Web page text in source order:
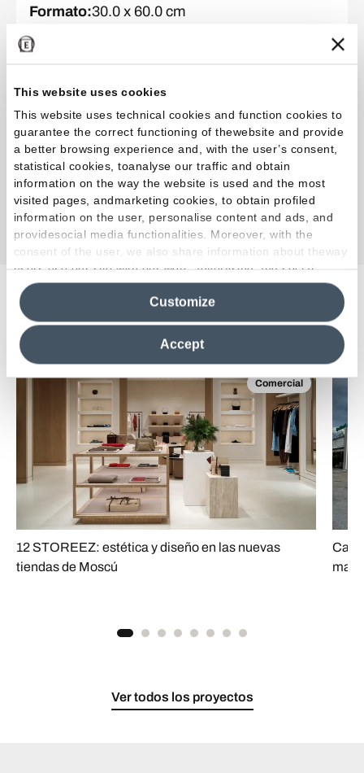
This website uses cookies
This website uses technical cookies and function cookies to
guarantee the correct functioning of thewebsite and provide
a better browsing experience and, with the user’s consent,
statistical cookies, toanalyse our traffic and obtain
information on the way the website is used and the most
visited pages, andmarketing cookies, to obtain profiled
information on the user, personalise content and ads, and
providesocial media functionalities. Moreover, with the
consent of the user, we also share information about theway
users use our site with our web, advertising and social
media analytics partners, who may combine itwith other
information in their possession. By closing this banner,
clicking on "Reject", it will be possible tocontinue browsing
the site after installing only technical cookies. For more
information see the
Cookie Policy
Accept
Customize
Formato:30.0 x 60.0 cm
Superficie
Espesor
Colección:Medley
Color y acabado
:Pink Pop
Formato:60.0 x 60.0 cm
Superficie:Natural
Espesor: MM 9,5
Proyectos relacionados
Comercial
12 STOREEZ: estética y diseño en las nuevas
tiendas de Moscú
Ver todos los proyectos